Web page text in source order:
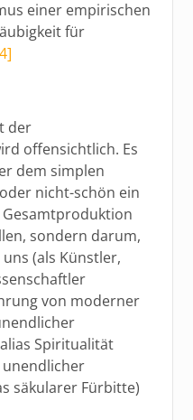
einer empirischen
für
der
offensichtlich. Es
dem simplen
nicht-schön ein
sondern darum,
(als Künstler,
von moderner
Spiritualität
säkularer Fürbitte)